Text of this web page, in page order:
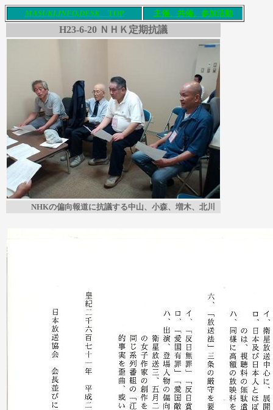
MASUKI,INFO,DESK TOP 主催、共催、参加活動
H23-6-20 ＮＨＫ定期抗議
NHKの偏向報道に抗議する中山、小森、増木、北川